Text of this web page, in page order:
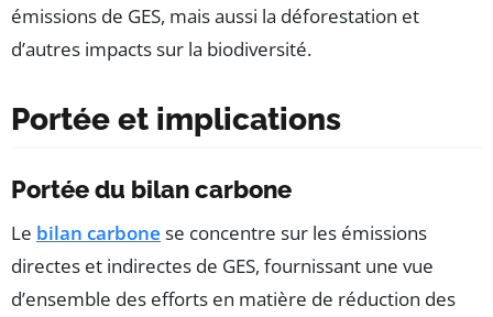
émissions de GES, mais aussi la déforestation et
d’autres impacts sur la biodiversité.
Portée et implications
Portée du bilan carbone
Le bilan carbone se concentre sur les émissions
directes et indirectes de GES, fournissant une vue
d’ensemble des efforts en matière de réduction des